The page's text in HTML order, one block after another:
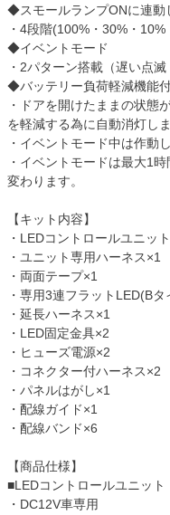
◆スモールランプONに連動
・4段階(100%・30%・
◆イベントモード
・2パターン搭載（遅い点滅
◆バッテリー負荷軽減機能付
・ドアを開けたままの状態
を軽減する為に自動消灯しま
・イベントモード中は作動
・イベントモードは最大1
変わります。
【キット内容】
・LEDコントロールユニッ
・ユニット専用ハーネス×1
・両面テープ×1
・専用3連フラットLED(Bタ
・延長ハーネス×1
・LED固定金具×2
・ヒューズ電源×2
・コネクター付ハーネス×2
・パネルはがし×1
・配線ガイド×1
・配線バンド×6
【商品仕様】
■LEDコントロールユニット
・DC12V車専用